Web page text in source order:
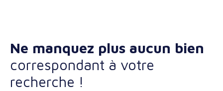
Ne manquez plus aucun bien
correspondant à votre
recherche !